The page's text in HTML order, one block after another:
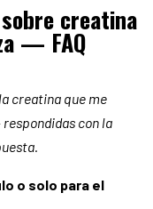
creatina
— FAQ
creatina que me
con la
o solo para el